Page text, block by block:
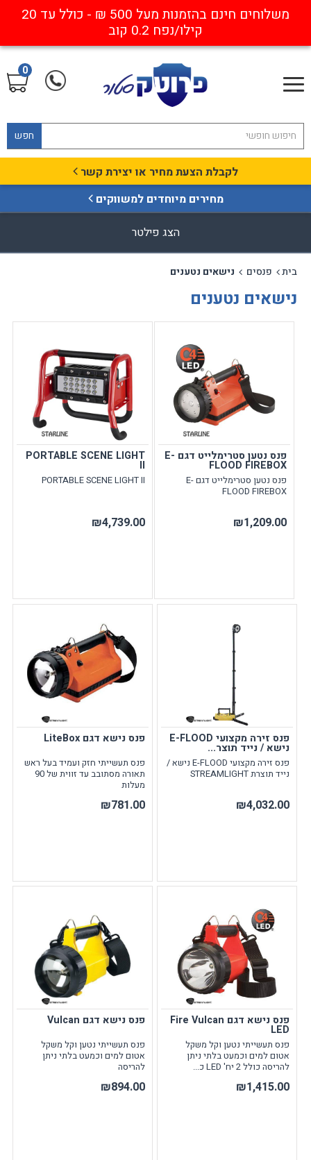
משלוחים חינם בהזמנות מעל 500 ₪ - כולל עד 20
קילו/נפח 0.2 קוב
חפש
0
לקבלת הצעת מחיר או יצירת קשר
מחירים מיוחדים למשווקים
הצג פילטר
בית פנסים נישאים נטענים
נישאים נטענים
פנס נטען סטרימלייט דגם E-
FLOOD FIREBOX
פנס נטען סטרימלייט דגם E-
FLOOD FIREBOX
₪1,209.00
PORTABLE SCENE LIGHT
II
PORTABLE SCENE LIGHT II
₪4,739.00
פנס זירה מקצועי E-FLOOD
נישא / נייד תוצר...
פנס זירה מקצועי E-FLOOD נישא /
נייד תוצרת STREAMLIGHT
₪4,032.00
פנס נישא דגם LiteBox
פנס תעשייתי חזק ועמיד בעל ראש
תאורה מסתובב עד זווית של 90
מעלות
₪781.00
פנס נישא דגם Fire Vulcan
LED
פנס תעשייתי נטען וקל משקל
אטום למים וכמעט בלתי ניתן
להריסה כולל 2 יח' LED כ...
₪1,415.00
פנס נישא דגם Vulcan
פנס תעשייתי נטען וקל משקל
אטום למים וכמעט בלתי ניתן
להריסה
₪894.00